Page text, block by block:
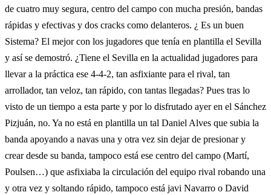
de cuatro muy segura, centro del campo con mucha presión, bandas
rápidas y efectivas y dos cracks como delanteros. ¿ Es un buen
Sistema? El mejor con los jugadores que tenía en plantilla el Sevilla
y así se demostró. ¿Tiene el Sevilla en la actualidad jugadores para
llevar a la práctica ese 4-4-2, tan asfixiante para el rival, tan
arrollador, tan veloz, tan rápido, con tantas llegadas? Pues tras lo
visto de un tiempo a esta parte y por lo disfrutado ayer en el Sánchez
Pizjuán, no. Ya no está en plantilla un tal Daniel Alves que subia la
banda apoyando a navas una y otra vez sin dejar de presionar y
crear desde su banda, tampoco está ese centro del campo (Martí,
Poulsen…) que asfixiaba la circulación del equipo rival robando una
y otra vez y soltando rápido, tampoco está javi Navarro o David